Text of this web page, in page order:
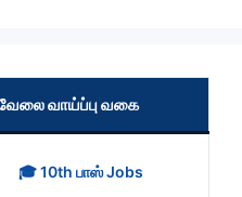
வாய்ப்பு வகை
🎓 10th பாஸ் Jobs